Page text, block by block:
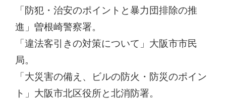
「防犯・治安のポイントと暴力団排除の推
進」曽根崎警察署。
「違法客引きの対策について」大阪市市民
局。
「大災害の備え、ビルの防火・防災のポイン
ト」大阪市北区役所と北消防署。